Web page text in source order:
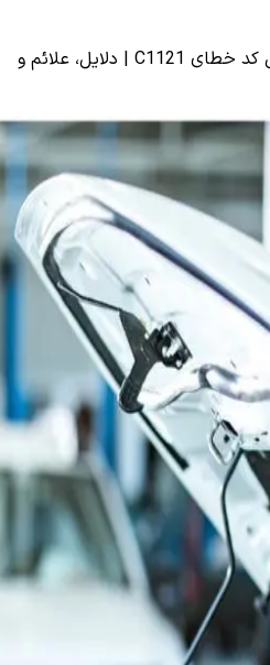
راهنمای جامع عیب یابی کد خطای C1121 | دلایل، علائم و